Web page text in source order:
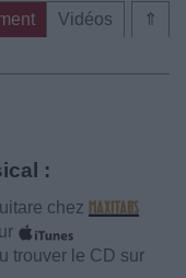
⇑
Vidéos
:
chez
trouver le CD sur